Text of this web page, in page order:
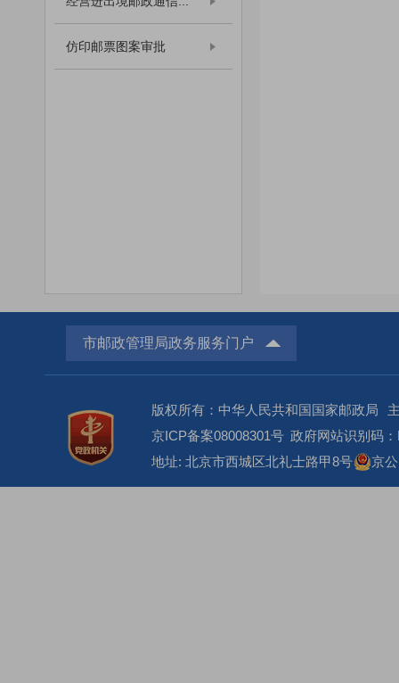
仿印邮票图案审批
市邮政管理局政务服务门户
版权所有：中华人民共和国国家邮政局
京ICP备案08008301号 政府网站识别码
地址: 北京市西城区北礼士路甲8号
京